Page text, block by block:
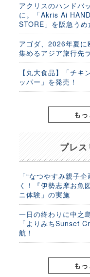
アクリスのハンドバ
に。「Akris Ai
STORE」を阪急う
アゴダ、2026年夏に
集めるアジア旅行先
【丸大食品】「チキ
ッパー」を発売！
も
プレ
「“なつやすみ親子
く！『伊勢志摩お魚
ニ体験」の実施
一日の終わりに中之
「よりみちSunset
航！
も